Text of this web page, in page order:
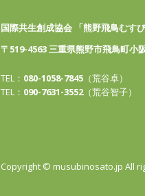
国際共生創成協会 「熊野飛鳥むすび
〒519-4563 三重県熊野市飛鳥町小
TEL： 080-1058-7845 （荒谷卓）
TEL： 090-7631-3552（荒谷智子）
Copyright © musubinosato.jp All